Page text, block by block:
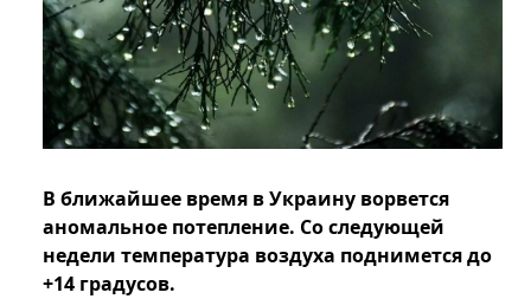
В ближайшее время в Украину ворвется
аномальное потепление. Со следующей
недели температура воздуха поднимется до
+14 градусов.